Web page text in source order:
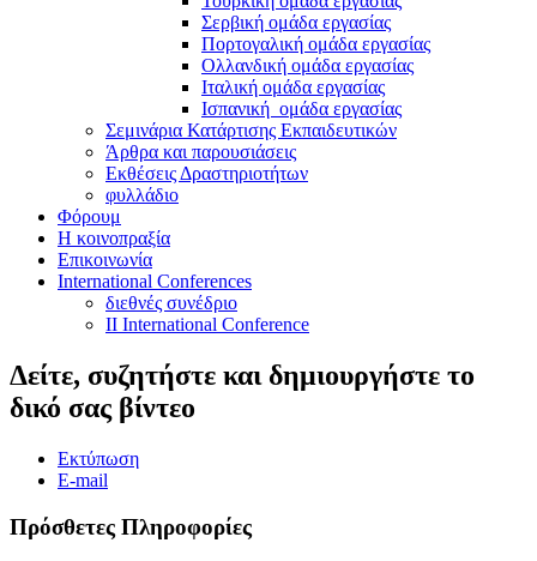
Σερβική ομάδα εργασίας
Πορτογαλική ομάδα εργασίας
Ολλανδική ομάδα εργασίας
Ιταλική ομάδα εργασίας
Ισπανική ομάδα εργασίας
Σεμινάρια Κατάρτισης Εκπαιδευτικών
Άρθρα και παρουσιάσεις
Εκθέσεις Δραστηριοτήτων
φυλλάδιο
Φόρουμ
Η κοινοπραξία
Επικοινωνία
International Conferences
διεθνές συνέδριο
II International Conference
Δείτε, συζητήστε και δημιουργήστε το
δικό σας βίντεο
Εκτύπωση
E-mail
Πρόσθετες Πληροφορίες